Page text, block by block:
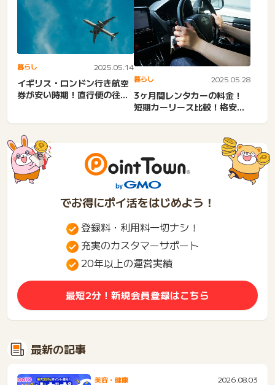
暮らし 2025.05.14
イギリス・ロンドン行き航空
券が安い時期！直行便の往復
暮らし 2025.05.28
3ヶ月間レンタカーの料金！
短期カーリース比較！格安レ
でお得にポイ活をはじめよう！
登録料・利用料一切ナシ！
充実のカスタマーサポート
20年以上の運営実績
最短2分！新規会員登録はこちら
最新の記事
美容・健康 2026.08.03